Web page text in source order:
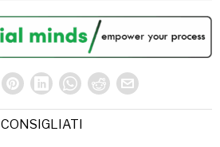
CONSIGLIATI